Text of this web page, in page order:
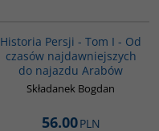
Historia Persji - Tom I - Od
czasów najdawniejszych
do najazdu Arabów
Składanek Bogdan
56.00PLN